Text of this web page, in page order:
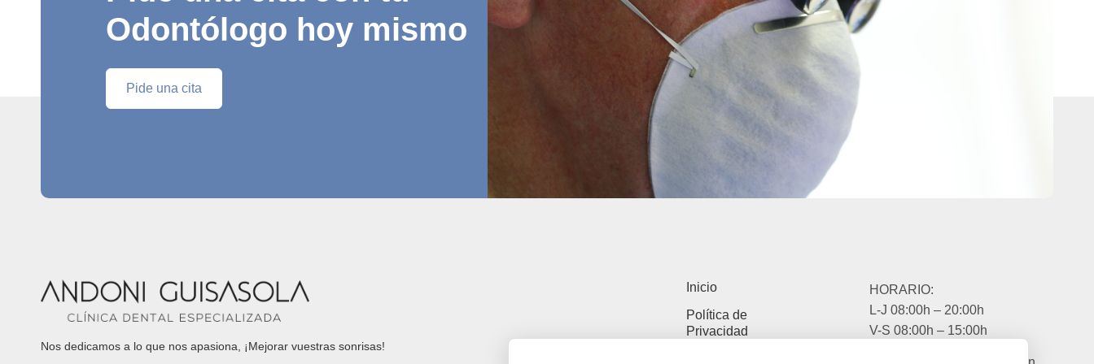
Odontólogo hoy mismo
Pide una cita
Nos dedicamos a lo que nos apasiona, ¡Mejorar vuestras sonrisas!
Inicio
Política de
Privacidad
HORARIO:
L-J 08:00h – 20:00h
V-S 08:00h – 15:00h